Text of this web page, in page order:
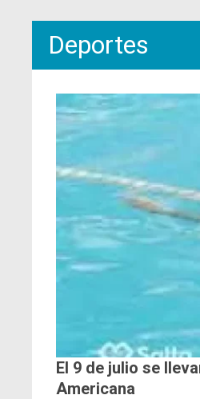
Deportes
El 9 de julio se
Americana